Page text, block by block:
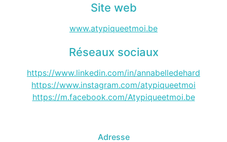
Site web
www.atypiqueetmoi.be
Réseaux sociaux
https://www.linkedin.com/in/annabelledehard
https://www.instagram.com/atypiqueetmoi
https://m.facebook.com/Atypiqueetmoi.be
Adresse